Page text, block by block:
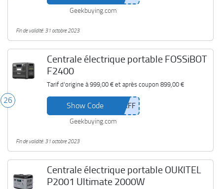
Geekbuying.com
Fin de validité: 31 octobre 2023
26
Centrale électrique portable FOSSiBOT
F2400
Tarif d'origine à999,00 €et après coupon 899,00 €
Show Code
Geekbuying.com
Fin de validité: 31 octobre 2023
Centrale électrique portable OUKITEL
P2001 Ultimate 2000W